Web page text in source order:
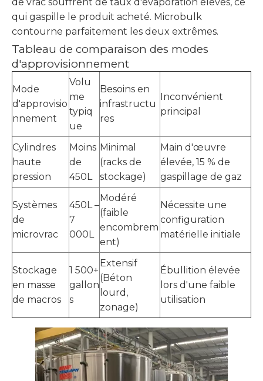
qui gaspille le produit acheté. Microbulk
contourne parfaitement les deux extrêmes.
Tableau de comparaison des modes
d'approvisionnement
Mode
d'approvisio
nnement
Volu
me
typiq
ue
Besoins en
infrastructu
res
Inconvénient
principal
Cylindres
haute
pression
Moins
de
450L
Minimal
(racks de
stockage)
Main d'œuvre
élevée, 15 % de
gaspillage de gaz
Systèmes
de
microvrac
450L –
7
000L
Modéré
(faible
encombrem
ent)
Nécessite une
configuration
matérielle initiale
Stockage
en masse
de macros
1 500+
gallon
s
Extensif
(Béton
lourd,
zonage)
Ébullition élevée
lors d'une faible
utilisation